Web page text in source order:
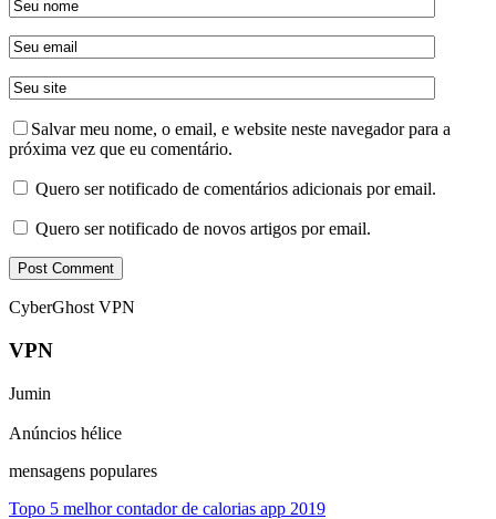
Salvar meu nome, o email, e website neste navegador para a
próxima vez que eu comentário.
Quero ser notificado de comentários adicionais por email.
Quero ser notificado de novos artigos por email.
CyberGhost VPN
VPN
Jumin
Anúncios hélice
mensagens populares
Topo 5 melhor contador de calorias app 2019